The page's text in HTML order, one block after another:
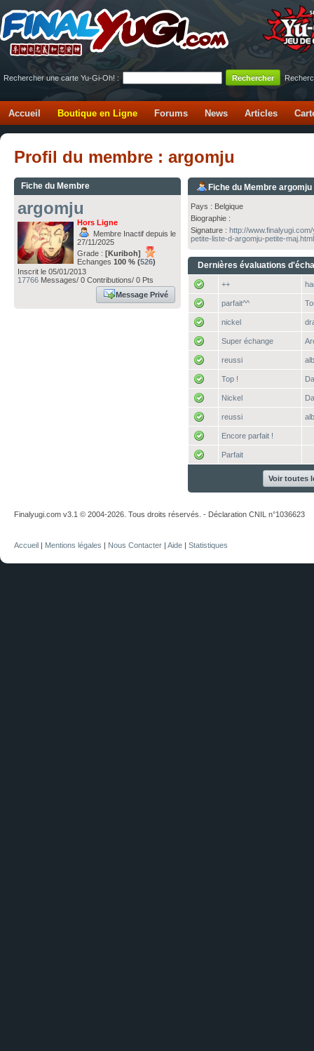
Rechercher une carte Yu-Gi-Oh! :
Accueil Boutique en Ligne Forums News Articles
Profil du membre : argomju
Fiche du Membre
argomju
Hors Ligne
Membre Inactif depuis le
27/11/2025
Grade : [Kuriboh]
Echanges 100 % (526)
Inscrit le 05/01/2013
17766 Messages/ 0 Contributions/ 0 Pts
Message Privé
Fiche du Membre argomju
Pays : Belgique
Biographie :
Signature :http://
petite-liste-d-argomju-petite-maj.html
Dernières évaluations
++
parfait^^
nickel
Super échange
reussi
Top !
Nickel
reussi
Encore parfait !
Parfait
Voir toutes
Finalyugi.com v3.1 © 2004-2026. Tous droits réservés. - Déclaration CNIL n°1036623
Accueil | Mentions légales | Nous Contacter | Aide | Statistiques